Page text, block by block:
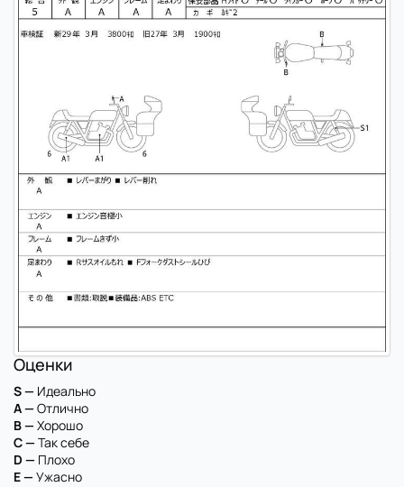
Оценки
S — Идеально
A — Отлично
B — Хорошо
C — Так себе
D — Плохо
E — Ужасно